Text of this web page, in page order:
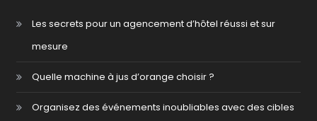
Les secrets pour un agencement d’hôtel réussi et sur
mesure
Quelle machine à jus d’orange choisir ?
Organisez des événements inoubliables avec des cibles